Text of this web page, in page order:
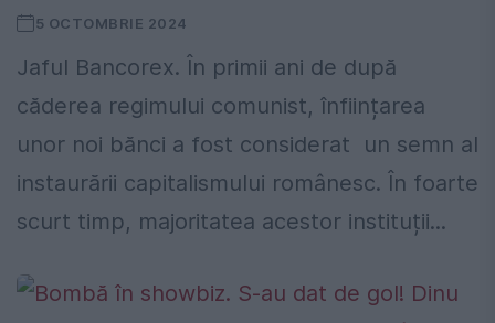
5 OCTOMBRIE 2024
Jaful Bancorex. În primii ani de după
căderea regimului comunist, înființarea
unor noi bănci a fost considerat un semn al
instaurării capitalismului românesc. În foarte
scurt timp, majoritatea acestor instituții...